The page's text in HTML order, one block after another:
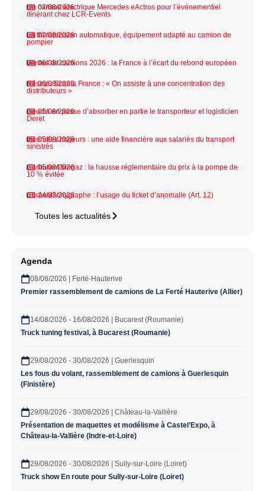
07/08/2026
Un camion électrique Mercedes eActros pour l’événementiel
itinérant chez LCR-Events
07/08/2026
La transmission automatique, équipement adapté au camion de
pompier
06/08/2026
Ventes de camions 2026 : la France à l’écart du rebond européen
06/08/2026
Réseau Scania France : « On assiste à une concentration des
distributeurs »
05/08/2026
Geodis en passe d’absorber en partie le transporteur et logisticien
Deret
05/08/2026
Incendies majeurs : une aide financière aux salariés du transport
sinistrés
05/08/2026
Carburant biogaz : la hausse réglementaire du prix à la pompe de
10 % évitée
24/07/2026
Chronotachygraphe : l’usage du ticket d’anomalie (Art. 12)
Toutes les actualités
Agenda
08/08/2026 | Ferté-Hauterive
Premier rassemblement de camions de La Ferté Hauterive (Allier)
14/08/2026 - 16/08/2026 | Bucarest (Roumanie)
Truck tuning festival, à Bucarest (Roumanie)
29/08/2026 - 30/08/2026 | Guerlesquin
Les fous du volant, rassemblement de camions à Guerlesquin
(Finistère)
29/08/2026 - 30/08/2026 | Château-la-Vallière
Présentation de maquettes et modélisme à Castel’Expo, à
Château-la-Vallière (Indre-et-Loire)
29/08/2026 - 30/08/2026 | Sully-sur-Loire (Loiret)
Truck show En route pour Sully-sur-Loire (Loiret)